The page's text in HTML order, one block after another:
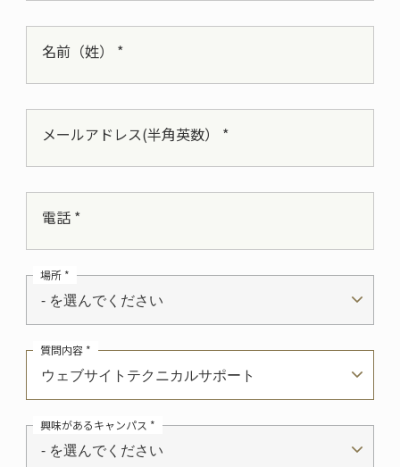
名前（姓） *
メールアドレス(半角英数） *
電話 *
- を選んでください
場所 *
ウェブサイトテクニカルサポート
質問内容 *
- を選んでください
興味があるキャンパス *